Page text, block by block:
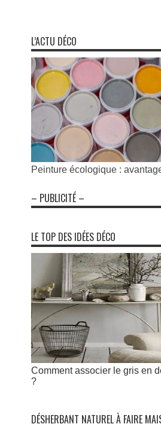
L’ACTU DÉCO
Peinture écologique :
– PUBLICITÉ –
LE TOP DES IDÉES DÉCO
Comment associer le gris en
?
DÉSHERBANT NATUREL À FAIRE